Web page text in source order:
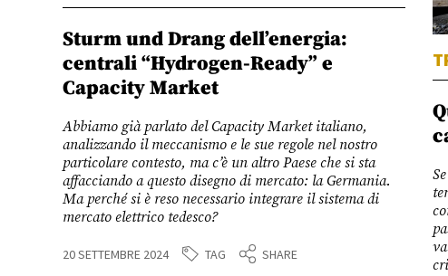
Sturm und Drang dell’energia:
centrali “Hydrogen-Ready” e
Capacity Market
Abbiamo già parlato del Capacity Market italiano,
analizzando il meccanismo e le sue regole nel nostro
particolare contesto, ma c’è un altro Paese che si sta
affacciando a questo disegno di mercato: la Germania.
Ma perché si è reso necessario integrare il sistema di
mercato elettrico tedesco?
20 SETTEMBRE 2024 TAG SHARE